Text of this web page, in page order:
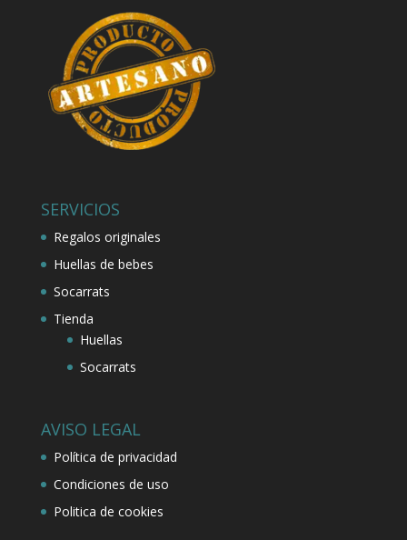
SERVICIOS
Regalos originales
Huellas de bebes
Socarrats
Tienda
Huellas
Socarrats
AVISO LEGAL
Política de privacidad
Condiciones de uso
Politica de cookies